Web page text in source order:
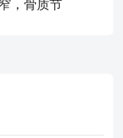
，骨质节